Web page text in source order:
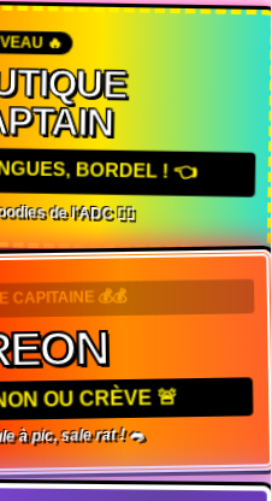
🔥
BORDEL ! 👈
de l'ADC 🏴‍☠️
CAPITAINE 💰💰
OU CRÈVE 🚨
à pic, sale rat ! 🐀